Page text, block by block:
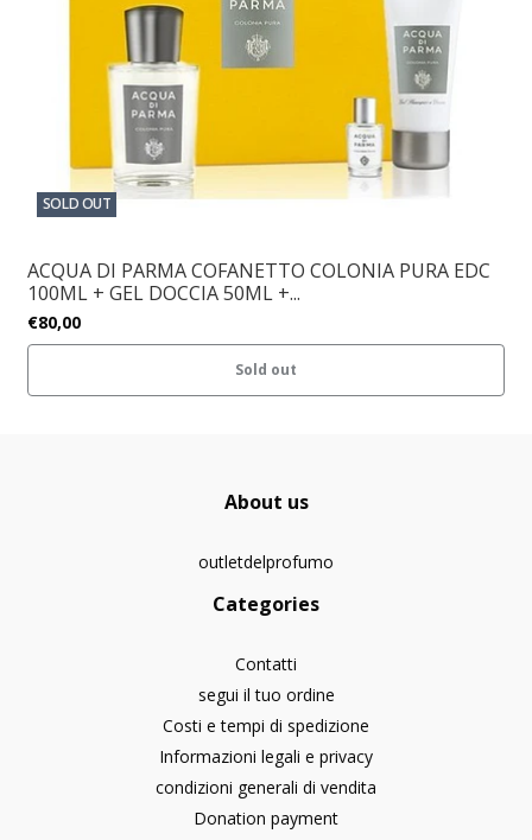
SOLD OUT
ACQUA DI PARMA COFANETTO COLONIA PURA EDC
100ML + GEL DOCCIA 50ML +...
€80,00
Sold out
About us
outletdelprofumo
Categories
Contatti
segui il tuo ordine
Costi e tempi di spedizione
Informazioni legali e privacy
condizioni generali di vendita
Donation payment